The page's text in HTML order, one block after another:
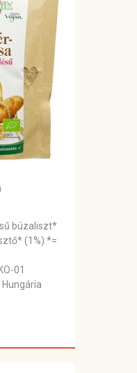
búzaliszt*
(1%) *=
01